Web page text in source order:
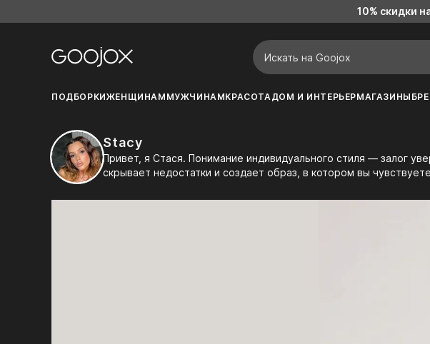
10% скидки
ПОДБОРКИЖЕНЩИНАМ МУЖЧИНАМКРАСОТАДОМ И ИНТЕРЬЕРМАГАЗИНЫ
Stacy
Привет, я Стася. Понимание индивидуального стиля — залог уверенности и гармонии. Правильный подбор одежды подчеркивает достоинства,
скрывает недостатки и создает образ, в котором вы